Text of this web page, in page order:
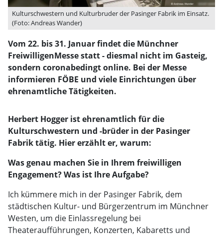
Kulturschwestern und Kulturbruder der Pasinger Fabrik im Einsatz.
(Foto: Andreas Wander)
Vom 22. bis 31. Januar findet die Münchner
FreiwilligenMesse statt - diesmal nicht im Gasteig,
sondern coronabedingt online. Bei der Messe
informieren FÖBE und viele Einrichtungen über
ehrenamtliche Tätigkeiten.
Herbert Hogger ist ehrenamtlich für die
Kulturschwestern und -brüder in der Pasinger
Fabrik tätig. Hier erzählt er, warum:
Was genau machen Sie in Ihrem freiwilligen
Engagement? Was ist Ihre Aufgabe?
Ich kümmere mich in der Pasinger Fabrik, dem
städtischen Kultur- und Bürgerzentrum im Münchner
Westen, um die Einlassregelung bei
Theateraufführungen, Konzerten, Kabaretts und